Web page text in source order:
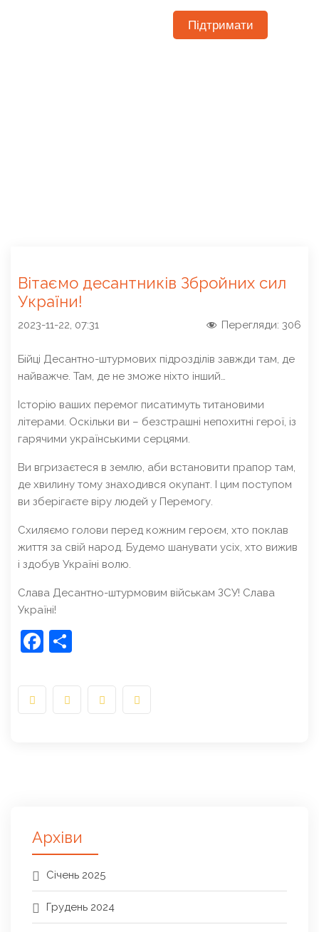
Підтримати
Вітаємо десантників Збройних сил
України!
2023-11-22, 07:31 Перегляди: 306
Бійці Десантно-штурмових підрозділів завжди там, де
найважче. Там, де не зможе ніхто інший…
Історію ваших перемог писатимуть титановими
літерами. Оскільки ви – безстрашні непохитні герої, із
гарячими українськими серцями.
Ви вгризаєтеся в землю, аби встановити прапор там,
де хвилину тому знаходився окупант. І цим поступом
ви зберігаєте віру людей у Перемогу.
Схиляємо голови перед кожним героєм, хто поклав
життя за свій народ. Будемо шанувати усіх, хто вижив
і здобув Україні волю.
Слава Десантно-штурмовим військам ЗСУ! Слава
Україні!
Facebook
Архіви
Січень 2025
Грудень 2024